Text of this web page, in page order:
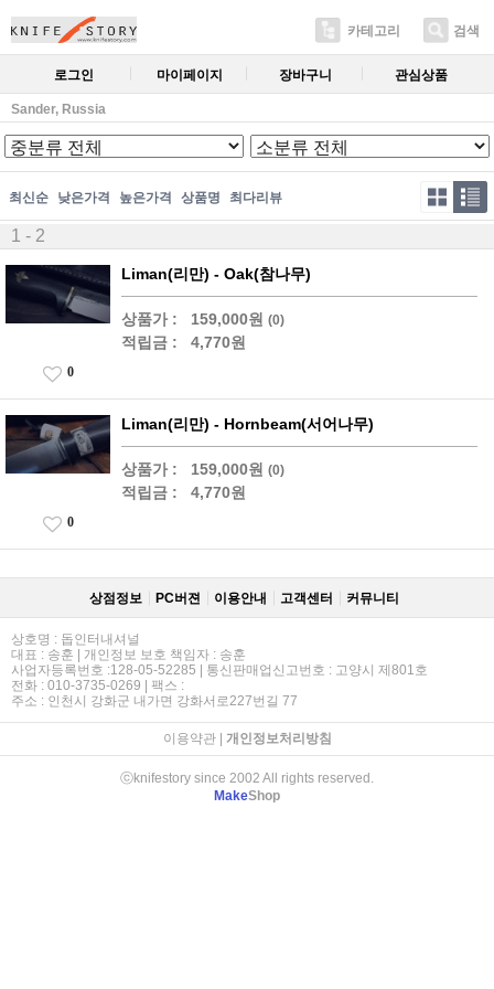
카테고리 검색
로그인 마이페이지 장바구니 관심상품
Sander, Russia
최신순 낮은가격 높은가격 상품명 최다리뷰
1 - 2
Liman(리만) - Oak(참나무)
상품가 : 159,000원 (0)
적립금 : 4,770원
0
Liman(리만) - Hornbeam(서어나무)
상품가 : 159,000원 (0)
적립금 : 4,770원
0
상점정보 PC버젼 이용안내 고객센터 커뮤니티
상호명 : 돕인터내셔널
대표 : 송훈 | 개인정보 보호 책임자 : 송훈
사업자등록번호 :128-05-52285 | 통신판매업신고번호 : 고양시 제801호
전화 : 010-3735-0269 | 팩스 :
주소 : 인천시 강화군 내가면 강화서로227번길 77
이용약관| 개인정보처리방침
ⓒknifestory since 2002 All rights reserved.
MakeShop